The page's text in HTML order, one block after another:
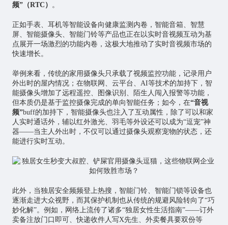
频”（RTC） 。
正如手表、耳机等智能设备向健康监测内卷，智能音箱、智慧
屏、智能摄像头、智能门铃等产品也正在以实时音视频互动为基
点展开一场激烈的功能内卷，这极大地推动了实时音视频市场的
快速增长。
举例来看，传统的家用摄像头只承载了视频监控功能，记录用户
外出时的屋内情况；在物联网、云平台、AI等技术的加持下，智
能摄像头增加了远程遥控、图像识别、陌生人闯入报警等功能，
但本质仍是基于监控摄像完成的单向智能任务；如今，在“音视
频”buff的加持下，智能摄像头也注入了互动属性，除了可以和家
人实时通话外，辅以红外激光、羽毛等外设还可以成为“逗宠”神
器——当主人外出时，不仅可以通过摄像头观察宠物的状态，还
能进行实时互动。
此外，当独居安全频频登上热搜，智能门铃、智能门锁等设备也
逐渐走进大众视野，而其保护机制也从传统的规避风险转向了“巧
妙化解”。例如，网络上流传了诸多“独居女性生活指南”——订外
卖备注放门口即可、快递收件人写X先生、外卖餐具要双份等